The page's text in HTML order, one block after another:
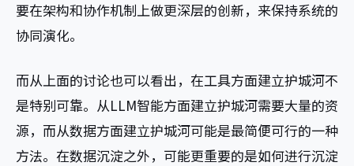
要在架构和协作机制上做更深层的创新，来保持系统的
协同演化。
而从上面的讨论也可以看出，在工具方面建立护城河不
是特别可靠。从LLM智能方面建立护城河需要大量的资
源，而从数据方面建立护城河可能是最简便可行的一种
方法。在数据沉淀之外，可能更重要的是如何进行沉淀